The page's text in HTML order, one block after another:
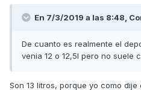
En 7/3/2019 a las 8:48,
De cuanto es realmente el
venia 12 o 12,5l pero no suele
Son 13 litros, porque yo como